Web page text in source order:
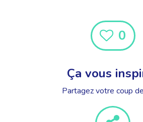
0
Ça vous
Partagez votre coup